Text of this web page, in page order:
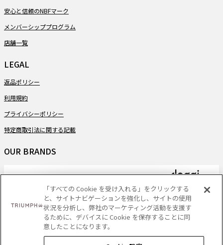
安心と信頼のNBFマーク
メンバーシッププログラム
店舗一覧
LEGAL
返品ポリシー
利用規約
プライバシーポリシー
特定商取引法に関する記載
OUR BRANDS
PAYMENT
「すべての Cookie を受け入れる」をクリックする
と、サイトナビゲーションを強化し、サイトの使用
状況を分析し、弊社のマーケティング活動を支援す
るために、デバイスに Cookie を保存することに同
意したことになります。